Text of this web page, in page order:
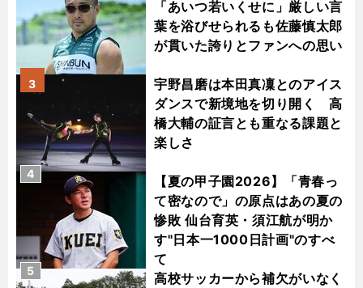
「あいつ若いくせに」厳しい言
葉を浴びせられるも佐藤慎太郎
が貫いた誇りとファンへの思い
宇野昌磨は本田真凜とのアイス
ダンスで新境地を切り開く 高
橋大輔の証言とも重なる課題と
楽しさ
3
【夏の甲子園2026】「青春っ
て密なので」の原点はあの夏の
惨敗 仙台育英・須江航が明か
す"日本一1000日計画"のすべ
て
4
高校サッカーから補欠がいなく
5